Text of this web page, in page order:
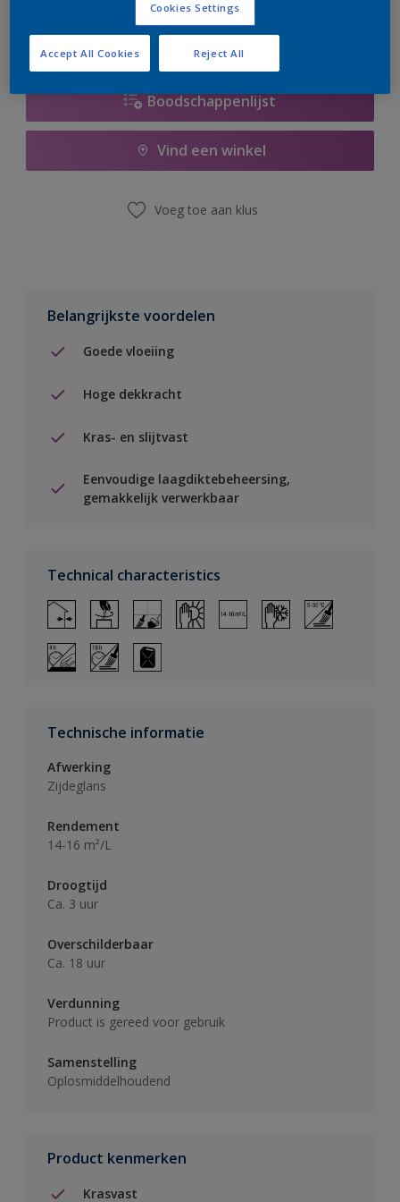
Boodschappenlijst
Vind een winkel
Voeg toe aan klus
Belangrijkste voordelen
Goede vloeiing
Hoge dekkracht
Kras- en slijtvast
Eenvoudige laagdiktebeheersing,
gemakkelijk verwerkbaar
Technical characteristics
Technische informatie
Afwerking
Zijdeglans
Rendement
14-16 m²/L
Droogtijd
Ca. 3 uur
Overschilderbaar
Ca. 18 uur
Verdunning
Product is gereed voor gebruik
Samenstelling
Oplosmiddelhoudend
Product kenmerken
Krasvast
Cookies Settings
Reject All
Accept All Cookies